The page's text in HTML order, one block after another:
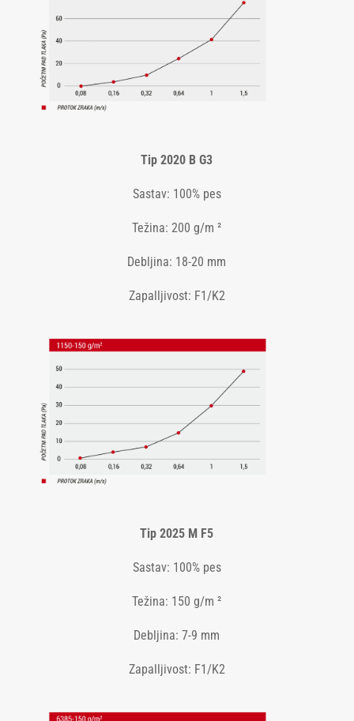
Tip 2020 B G3
Sastav: 100% pes
Težina: 200 g/m ²
Debljina: 18-20 mm
Zapalljivost: F1/K2
Tip 2025 M F5
Sastav: 100% pes
Težina: 150 g/m ²
Debljina: 7-9 mm
Zapalljivost: F1/K2